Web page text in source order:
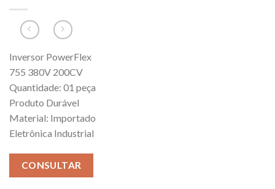
Inversor PowerFlex
755 380V 200CV
Quantidade: 01 peça
Produto Durável
Material: Importado
Eletrônica Industrial
CONSULTAR